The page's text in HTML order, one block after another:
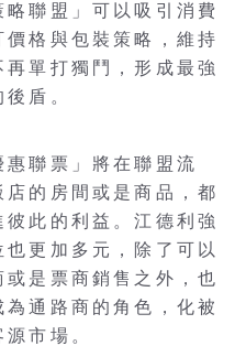
聯盟」可以吸引消費
格與包裝策略，維持
單打獨鬥，形成最強
盾。
聯票」將在聯盟流
的房間或是商品，都
此的利益。江德利強
更加多元，除了可以
是票商銷售之外，也
通路商的角色，化被
市場。